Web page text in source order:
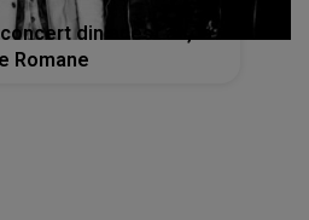
din acest an, la
Romane